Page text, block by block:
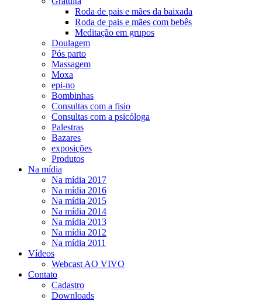
Roda de pais e mães da baixada
Roda de pais e mães com bebês
Meditação em grupos
Doulagem
Pós parto
Massagem
Moxa
epi-no
Bombinhas
Consultas com a fisio
Consultas com a psicóloga
Palestras
Bazares
exposições
Produtos
Na mídia
Na mídia 2017
Na mídia 2016
Na mídia 2015
Na mídia 2014
Na mídia 2013
Na mídia 2012
Na mídia 2011
Vídeos
Webcast AO VIVO
Contato
Cadastro
Downloads